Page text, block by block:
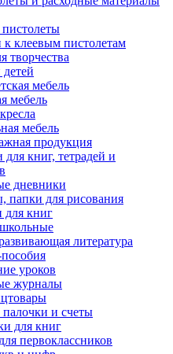
клеевым пистолетам
творчества
мебель
мебель
мебель
продукция
книг, тетрадей и
дневники
папки для рисования
для книг
литература
уроков
журналы
и счеты
для книг
первоклассников